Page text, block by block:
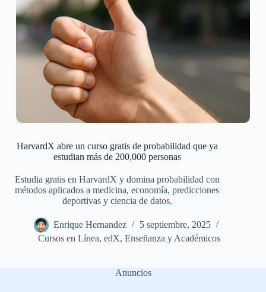
HarvardX abre un curso gratis de probabilidad que ya
estudian más de 200,000 personas
Estudia gratis en HarvardX y domina probabilidad con
métodos aplicados a medicina, economía, predicciones
deportivas y ciencia de datos.
Enrique Hernandez
5 septiembre, 2025
Cursos en Línea, edX, Enseñanza y Académicos
Anuncios